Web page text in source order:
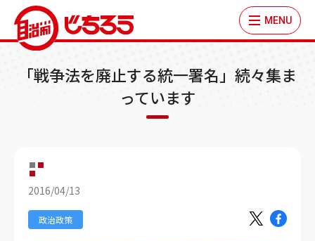
MENU
「戦争法を廃止する統一署名」続々集ま
っています
2016/04/13
政治政策